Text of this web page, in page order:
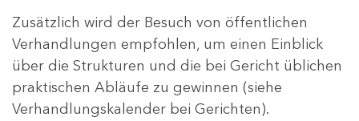
Zusätzlich wird der Besuch von öffentlichen
Verhandlungen empfohlen, um einen Einblick
über die Strukturen und die bei Gericht üblichen
praktischen Abläufe zu gewinnen (siehe
Verhandlungskalender bei Gerichten).